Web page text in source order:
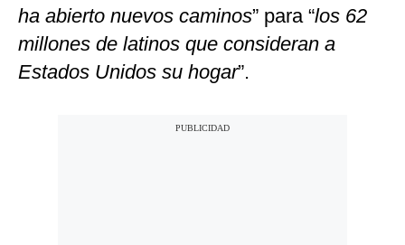
ha abierto nuevos caminos” para “los 62
millones de latinos que consideran a
Estados Unidos su hogar”.